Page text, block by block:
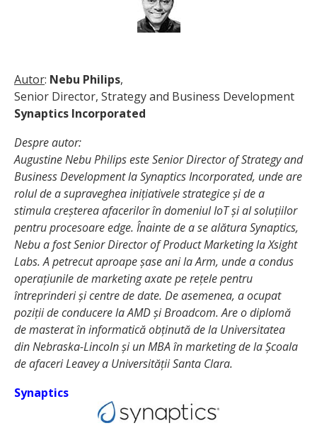
Autor: Nebu Philips,
Senior Director, Strategy and Business Development
Synaptics Incorporated
Despre autor:
Augustine Nebu Philips este Senior Director of Strategy and
Business Development la Synaptics Incorporated, unde are
rolul de a supraveghea inițiativele strategice și de a
stimula creșterea afacerilor în domeniul IoT și al soluțiilor
pentru procesoare edge. Înainte de a se alătura Synaptics,
Nebu a fost Senior Director of Product Marketing la Xsight
Labs. A petrecut aproape șase ani la Arm, unde a condus
operațiunile de marketing axate pe rețele pentru
întreprinderi și centre de date. De asemenea, a ocupat
poziții de conducere la AMD și Broadcom. Are o diplomă
de masterat în informatică obținută de la Universitatea
din Nebraska-Lincoln și un MBA în marketing de la Școala
de afaceri Leavey a Universității Santa Clara.
Synaptics